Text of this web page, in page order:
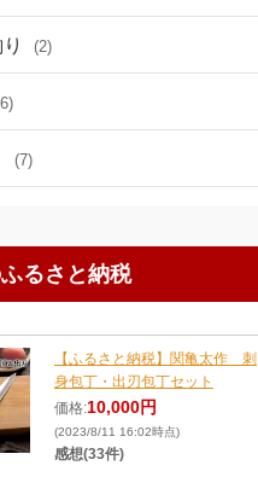
(2)
(7)
るさと納税
【ふるさと納税】関亀太作 刺
身包丁・出刃包丁セット
価格:10,000円
(2023/8/11 16:02時点)
感想(33件)